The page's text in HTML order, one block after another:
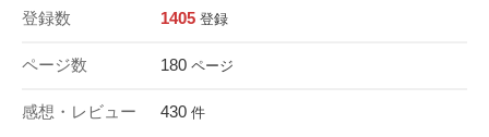
登録数 1405 登録
ページ数 180 ページ
感想・レビュー 430 件